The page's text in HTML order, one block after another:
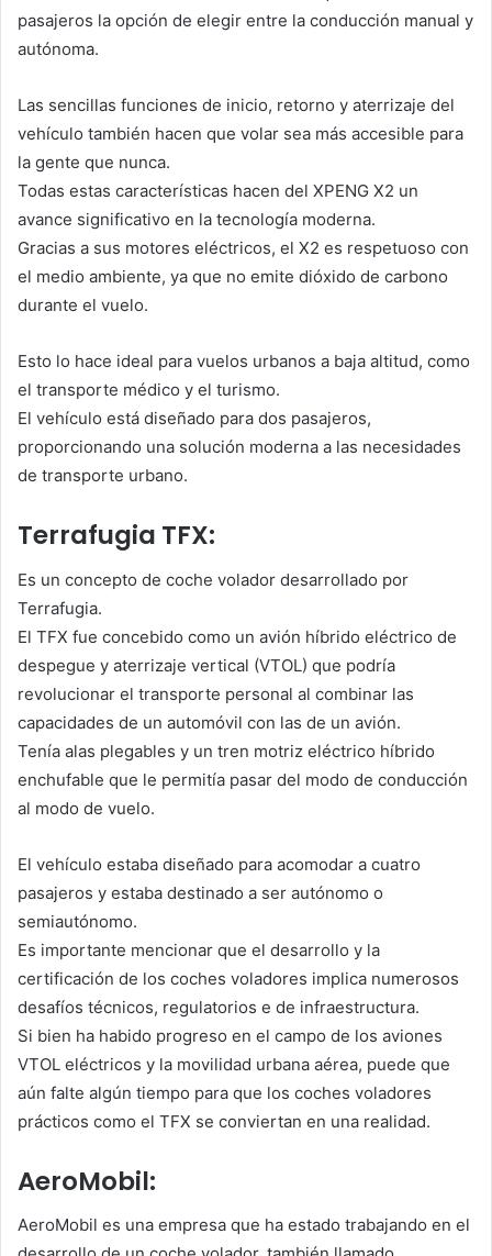
pasajeros la opción de elegir entre la conducción manual y
autónoma.
Las sencillas funciones de inicio, retorno y aterrizaje del
vehículo también hacen que volar sea más accesible para
la gente que nunca.
Todas estas características hacen del XPENG X2 un
avance significativo en la tecnología moderna.
Gracias a sus motores eléctricos, el X2 es respetuoso con
el medio ambiente, ya que no emite dióxido de carbono
durante el vuelo.
Esto lo hace ideal para vuelos urbanos a baja altitud, como
el transporte médico y el turismo.
El vehículo está diseñado para dos pasajeros,
proporcionando una solución moderna a las necesidades
de transporte urbano.
Terrafugia TFX:
Es un concepto de coche volador desarrollado por
Terrafugia.
El TFX fue concebido como un avión híbrido eléctrico de
despegue y aterrizaje vertical (VTOL) que podría
revolucionar el transporte personal al combinar las
capacidades de un automóvil con las de un avión.
Tenía alas plegables y un tren motriz eléctrico híbrido
enchufable que le permitía pasar del modo de conducción
al modo de vuelo.
El vehículo estaba diseñado para acomodar a cuatro
pasajeros y estaba destinado a ser autónomo o
semiautónomo.
Es importante mencionar que el desarrollo y la
certificación de los coches voladores implica numerosos
desafíos técnicos, regulatorios e de infraestructura.
Si bien ha habido progreso en el campo de los aviones
VTOL eléctricos y la movilidad urbana aérea, puede que
aún falte algún tiempo para que los coches voladores
prácticos como el TFX se conviertan en una realidad.
AeroMobil:
AeroMobil es una empresa que ha estado trabajando en el